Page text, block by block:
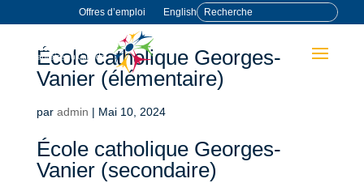
Offres d’emploi English
École catholique Georges-
Vanier (élémentaire)
par admin | Mai 10, 2024
École catholique Georges-
Vanier (secondaire)